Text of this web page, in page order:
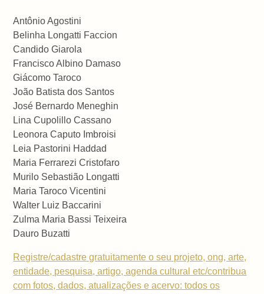
Antônio Agostini
Belinha Longatti Faccion
Candido Giarola
Francisco Albino Damaso
Giácomo Taroco
João Batista dos Santos
José Bernardo Meneghin
Lina Cupolillo Cassano
Leonora Caputo Imbroisi
Leia Pastorini Haddad
Maria Ferrarezi Cristofaro
Murilo Sebastião Longatti
Maria Taroco Vicentini
Walter Luiz Baccarini
Zulma Maria Bassi Teixeira
Dauro Buzatti
Registre/cadastre gratuitamente o seu projeto, ong, arte,
entidade, pesquisa, artigo, agenda cultural etc/contribua
com fotos, dados, atualizações e acervo: todos os